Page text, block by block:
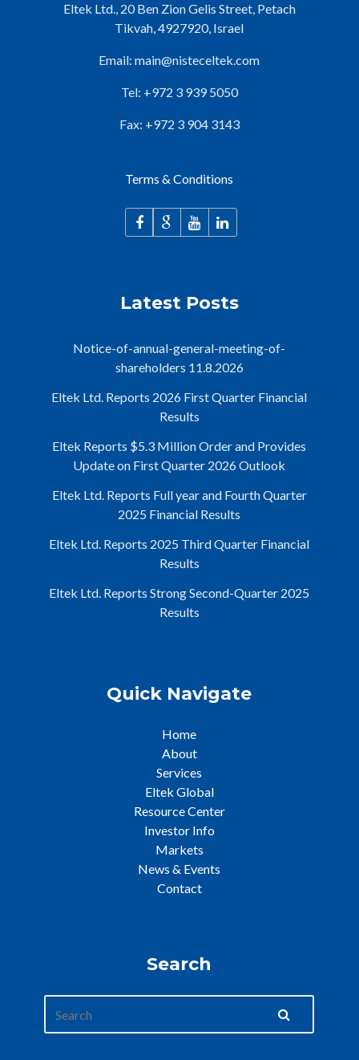
Eltek Ltd., 20 Ben Zion Gelis Street, Petach
Tikvah, 4927920, Israel
Email: main@nisteceltek.com
Tel: +972 3 939 5050
Fax: +972 3 904 3143
Terms & Conditions
Latest Posts
Notice-of-annual-general-meeting-of-
shareholders 11.8.2026
Eltek Ltd. Reports 2026 First Quarter Financial
Results
Eltek Reports $5.3 Million Order and Provides
Update on First Quarter 2026 Outlook
Eltek Ltd. Reports Full year and Fourth Quarter
2025 Financial Results
Eltek Ltd. Reports 2025 Third Quarter Financial
Results
Eltek Ltd. Reports Strong Second-Quarter 2025
Results
Quick Navigate
Home
About
Services
Eltek Global
Resource Center
Investor Info
Markets
News & Events
Contact
Search